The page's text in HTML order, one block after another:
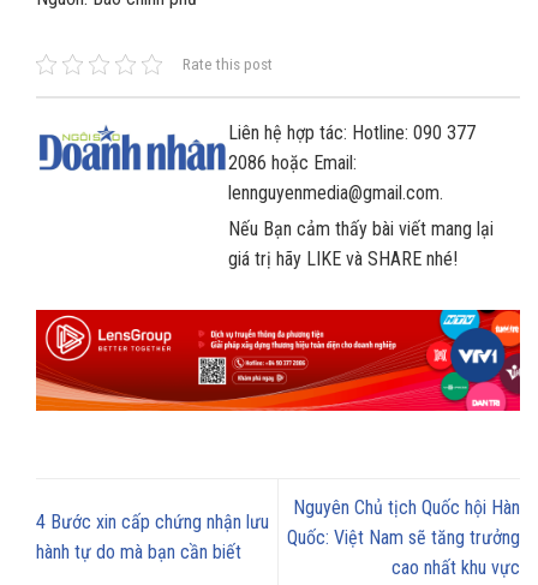
Rate this post
Liên hệ hợp tác: Hotline: 090 377
2086 hoặc Email:
lennguyenmedia@gmail.com.
Nếu Bạn cảm thấy bài viết mang lại
giá trị hãy LIKE và SHARE nhé!
4 Bước xin cấp chứng nhận lưu
hành tự do mà bạn cần biết
Nguyên Chủ tịch Quốc hội Hàn
Quốc: Việt Nam sẽ tăng trưởng
cao nhất khu vực